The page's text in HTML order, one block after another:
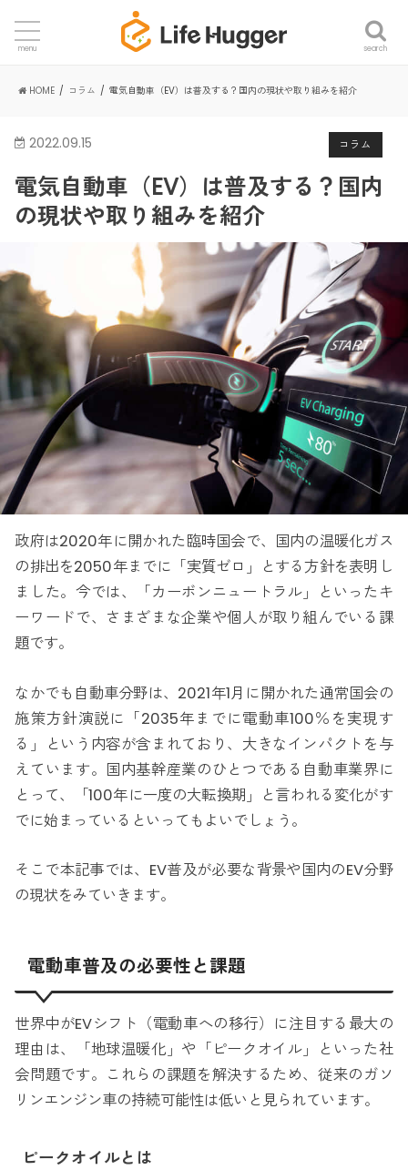
search
menu
HOME コラム 電気自動車（EV）は普及する？国内の現状や取り組みを紹介
コラム
2022.09.15
電気自動車（EV）は普及する？国内
の現状や取り組みを紹介
政府は2020年に開かれた臨時国会で、国内の温暖化ガス
の排出を2050年までに「実質ゼロ」とする方針を表明し
ました。今では、「カーボンニュートラル」といったキ
ーワードで、さまざまな企業や個人が取り組んでいる課
題です。
なかでも自動車分野は、2021年1月に開かれた通常国会の
施策方針演説に「2035年までに電動車100％を実現す
る」という内容が含まれており、大きなインパクトを与
えています。国内基幹産業のひとつである自動車業界に
とって、「100年に一度の大転換期」と言われる変化がす
でに始まっているといってもよいでしょう。
そこで本記事では、EV普及が必要な背景や国内のEV分野
の現状をみていきます。
電動車普及の必要性と課題
世界中がEVシフト（電動車への移行）に注目する最大の
理由は、「地球温暖化」や「ピークオイル」といった社
会問題です。これらの課題を解決するため、従来のガソ
リンエンジン車の持続可能性は低いと見られています。
ピークオイルとは